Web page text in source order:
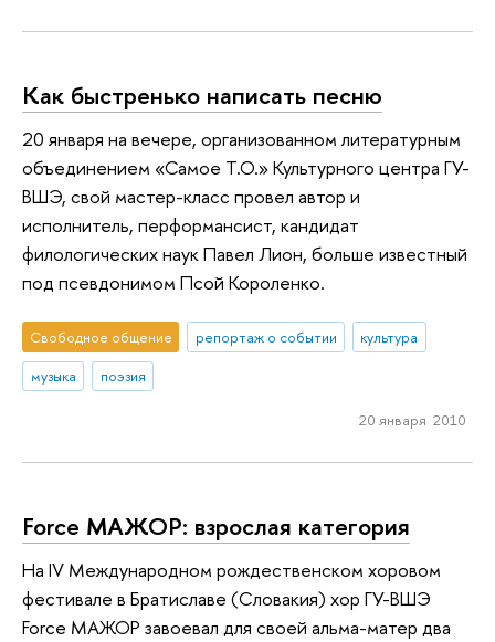
Как быстренько написать песню
20 января на вечере, организованном литературным
объединением «Самое Т.О.» Культурного центра ГУ-
ВШЭ, свой мастер-класс провел автор и
исполнитель, перформансист, кандидат
филологических наук Павел Лион, больше известный
под псевдонимом Псой Короленко.
Свободное общение репортаж о событии
культура
музыка
поэзия
20 января 2010
Force МАЖОР: взрослая категория
На IV Международном рождественском хоровом
фестивале в Братиславе (Словакия) хор ГУ-ВШЭ
Force МАЖОР завоевал для своей альма-матер два